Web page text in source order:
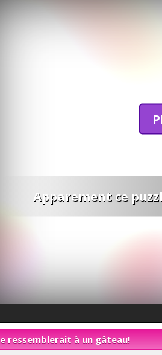
Apparement ce
ressemblerait à un gâteau!